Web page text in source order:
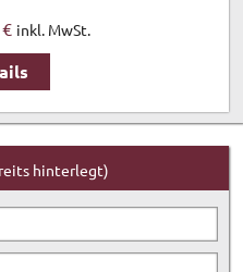
inkl. MwSt.
hinterlegt)